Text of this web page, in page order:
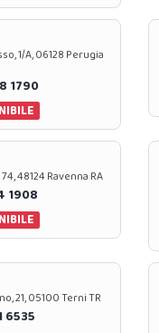
1/A, 06128 Perugia
1790
48124 Ravenna RA
1908
21, 05100 Terni TR
6535